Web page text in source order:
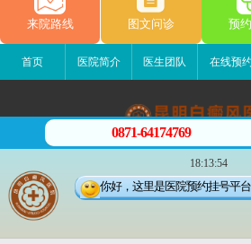
来院路线 图文问诊 预
首页 医院简介 医生团队 在线预约
昆明白癜风医院
昆明市五华区护国路2号
版权所有：昆明白癜风
滇公安备
0871-64174769
18:13:54
你好，这里是医院预约挂号平